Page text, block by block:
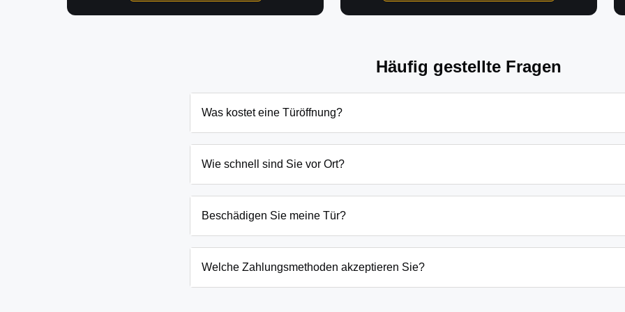
Häufig gestellte Fragen
Was kostet eine Türöffnung?
und Schließanlage. Grundsätzlich beginnen unsere Preise bei 69€ tagsüber für
Wie schnell sind Sie vor Ort?
eingesperrten Kindern oder laufenden Gefahrenquellen auch schneller.
Beschädigen Sie meine Tür?
absoluten Ausnahmefällen, wenn keine andere Möglichkeit besteht, müssen wir das
Welche Zahlungsmethoden akzeptieren Sie?